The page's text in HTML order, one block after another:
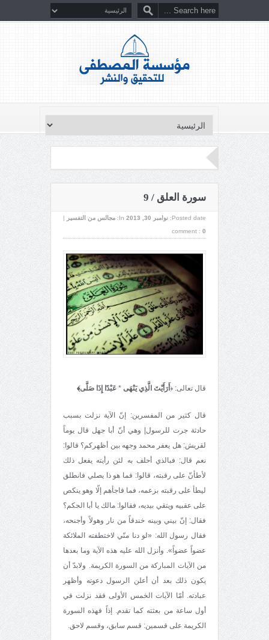
سورة العلق / 9
Posted date: نوامبر 30, 2013 In: مجالس من التفسير
|
comment : 0
قال تعالى: ﴿أَرَأَيْتَ الَّذِي يَنْهَى * عَبْدًا إِذَا صَلَّى﴾
قال كثير من المفسرين: إنّ الآية نزلت بسبب
حادثة جرت للرسول| وهي أنّ أبا جهل قال يوماً
لقريش: هل يعفر محمد وجهه بين أظهركم؟ قالوا:
نعم قال: فبالذي أحلف به لئن رأيته يفعل ذلك
لأطأنّ على رقبته، قالوا: فما هو ذا يصلي فانطلق
ليطأ على رقبته بزعمه، فما فاجأهم إلّا وهو ينكص
على عقبيه ويتقي بيديه، فقالوا: مالك يا أبا الحكم؟
فقال: إنّ بيني وبينه خندقاً من نار وهولاً وأجنحه،
فقال رسول الله: «لو دنا منّي لاختطفته الملائكة
عضواً عضواً». وأنزل الله عليه هذه الآية وما بعدها
من الآيات المباركة من السورة الكريمة. ولابدّ أن
يكون ذلك بعد أن أعلن الرسول دعوته وأظهر
عبادته. أمّا الآيات الخمس الأولى فقد نزلت في
أول ساعة من بعثته كما تقدم. إذاً فهذه السورة
الكريمة على قسمين: قسم سابق، وقسم لاحق.